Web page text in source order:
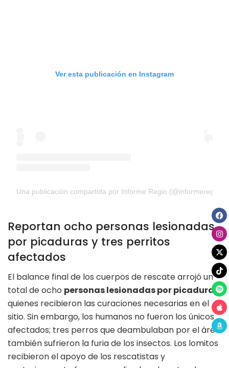
Ver esta publicación en Instagram
Una publicación compartida por Informe Regio (@informeregio)
Reportan ocho personas lesionadas
por picaduras y tres perritos
afectados
El balance final de los cuerpos de rescate arrojó un
total de ocho personas lesionadas por picaduras,
quienes recibieron las curaciones necesarias en el
sitio. Sin embargo, los humanos no fueron los únicos
afectados; tres perros que deambulaban por el área
también sufrieron la furia de los insectos. Los lomitos
recibieron el apoyo de los rescatistas y